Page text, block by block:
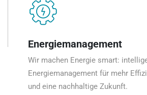
Energiemanagement
Wir machen Energie smart:
Energiemanagement für mehr
und eine nachhaltige Zukunft.